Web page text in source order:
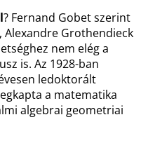
? Fernand Gobet szerint
Alexandre Grothendieck
nem elég a
is. Az 1928-ban
ledoktorált
a matematika
algebrai geometriai